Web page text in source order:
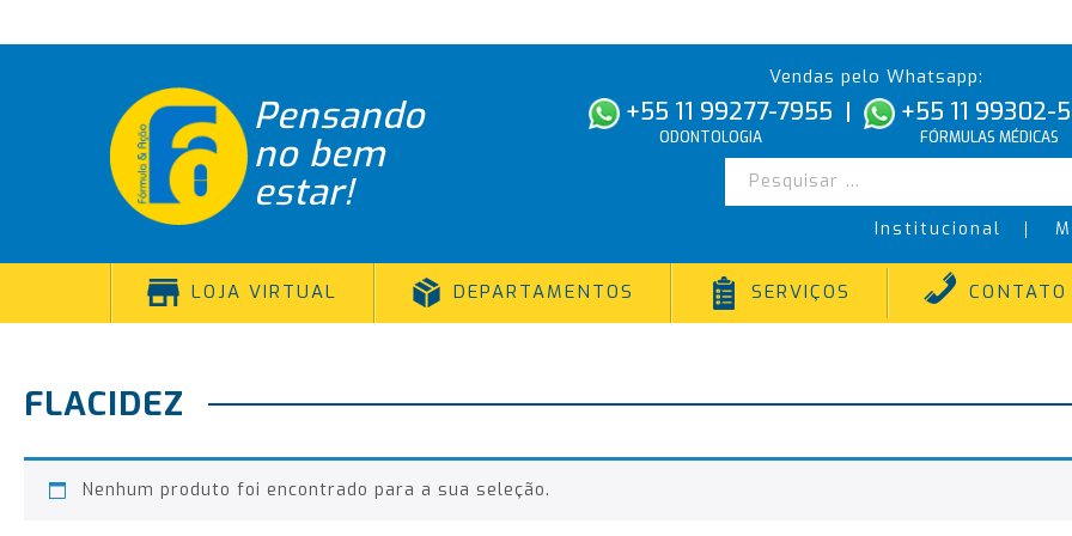
Pensando
no bem
estar!
Vendas pelo Whatsapp:
+55 11 99277-7955
ODONTOLOGIA
| +55 11 99302-
FÓRMULAS MÉDICAS
Institucional
LOJA VIRTUAL DEPARTAMENTOS SERVIÇOS CONTATO
FLACIDEZ
Nenhum produto foi encontrado para a sua seleção.